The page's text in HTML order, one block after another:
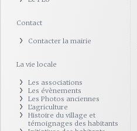
Contact
Contacter la mairie
La vie locale
Les associations
Les évènements
Les Photos anciennes
L'agriculture
Histoire du village et
témoignages des habitants